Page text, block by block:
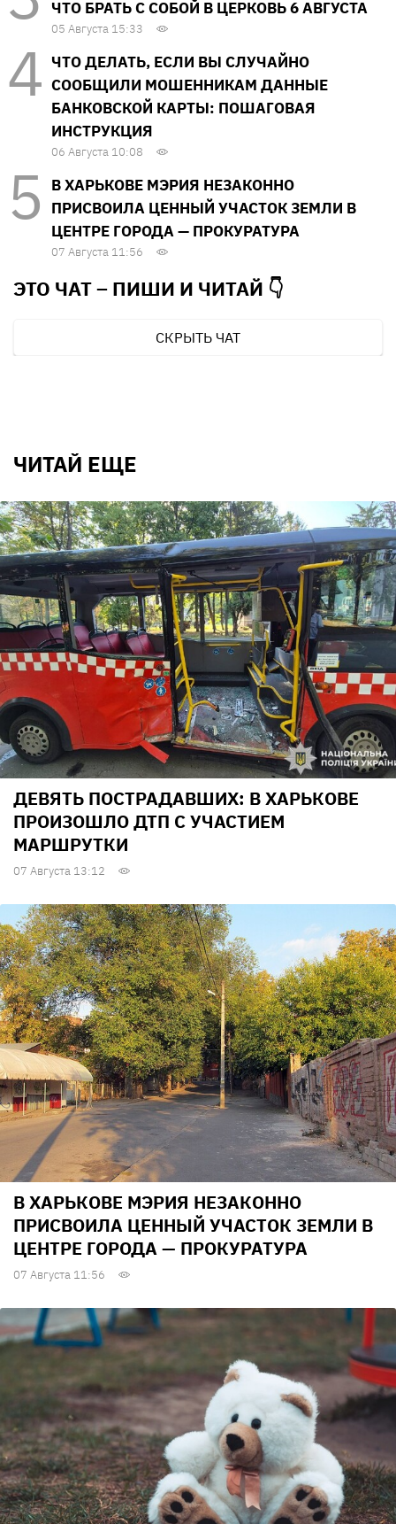
ЧТО БРАТЬ С СОБОЙ В ЦЕРКОВЬ 6 АВГУСТА
05 Августа 15:33
ЧТО ДЕЛАТЬ, ЕСЛИ ВЫ СЛУЧАЙНО
СООБЩИЛИ МОШЕННИКАМ ДАННЫЕ
БАНКОВСКОЙ КАРТЫ: ПОШАГОВАЯ
ИНСТРУКЦИЯ
06 Августа 10:08
В ХАРЬКОВЕ МЭРИЯ НЕЗАКОННО
ПРИСВОИЛА ЦЕННЫЙ УЧАСТОК ЗЕМЛИ В
ЦЕНТРЕ ГОРОДА — ПРОКУРАТУРА
07 Августа 11:56
ЭТО ЧАТ – ПИШИ И ЧИТАЙ 👇
СКРЫТЬ ЧАТ
ЧИТАЙ ЕЩЕ
ДЕВЯТЬ ПОСТРАДАВШИХ: В ХАРЬКОВЕ
ПРОИЗОШЛО ДТП С УЧАСТИЕМ
МАРШРУТКИ
07 Августа 13:12
В ХАРЬКОВЕ МЭРИЯ НЕЗАКОННО
ПРИСВОИЛА ЦЕННЫЙ УЧАСТОК ЗЕМЛИ В
ЦЕНТРЕ ГОРОДА — ПРОКУРАТУРА
07 Августа 11:56